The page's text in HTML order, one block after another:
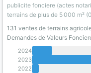
publicite fonciere (actes
terrains de plus de 5 000 m²
131 ventes de terrains
Demandes de Valeurs
2024
2023
2022